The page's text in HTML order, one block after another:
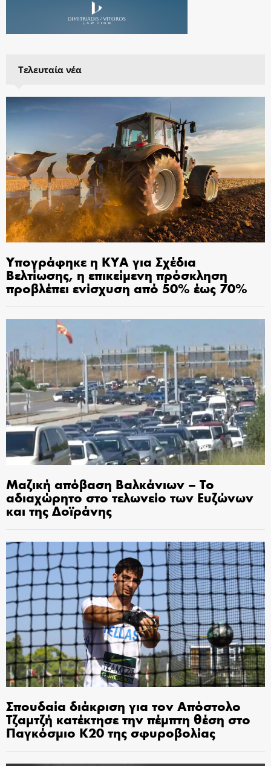
Τελευταία νέα
Υπογράφηκε η ΚΥΑ για Σχέδια
Βελτίωσης, η επικείμενη πρόσκληση
προβλέπει ενίσχυση από 50% έως 70%
Μαζική απόβαση Βαλκάνιων – Το
αδιαχώρητο στο τελωνείο των Ευζώνων
και της Δοϊράνης
Σπουδαία διάκριση για τον Απόστολο
Τζαμτζή κατέκτησε την πέμπτη θέση στο
Παγκόσμιο Κ20 της σφυροβολίας